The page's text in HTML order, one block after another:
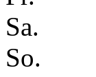
Sa.
So.